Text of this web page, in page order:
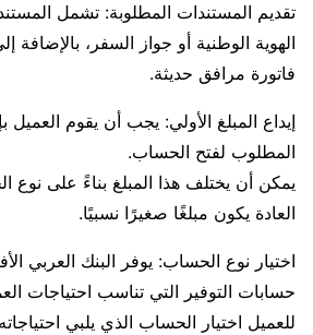
تقديم المستندات المطلوبة: تشمل
الهوية الوطنية أو جواز السفر، بالإضافة
فاتورة مرافق حديثة.
إيداع المبلغ الأولي: يجب أن يقوم العميل
المطلوب لفتح الحساب.
يمكن أن يختلف هذا المبلغ بناءً على نوع
العادة يكون مبلغًا صغيرًا نسبيًا.
اختيار نوع الحساب: يوفر البنك العربي
حسابات التوفير التي تناسب احتياجات
للعميل اختيار الحساب الذي يلبي احتياجاته